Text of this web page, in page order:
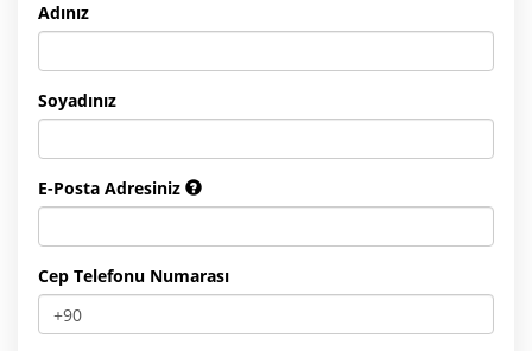
Adınız
Soyadınız
E-Posta Adresiniz
Cep Telefonu Numarası